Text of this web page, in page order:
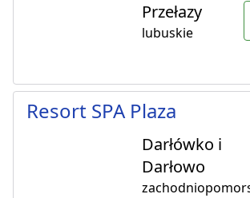
Przełazy
lubuskie
Resort SPA Plaza
Darłówko i
Darłowo